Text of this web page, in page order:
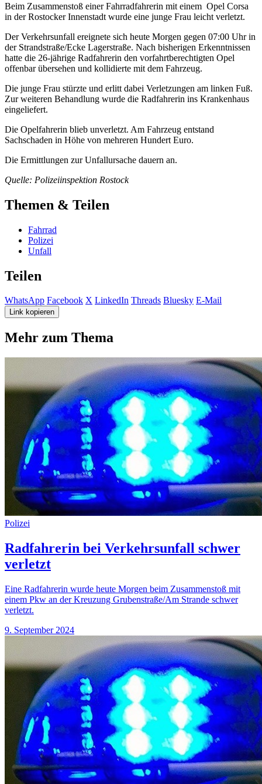
Beim Zusammenstoß einer Fahrradfahrerin mit einem Opel Corsa
in der Rostocker Innenstadt wurde eine junge Frau leicht verletzt.
Der Verkehrsunfall ereignete sich heute Morgen gegen 07:00 Uhr in
der Strandstraße/Ecke Lagerstraße. Nach bisherigen Erkenntnissen
hatte die 26-jährige Radfahrerin den vorfahrtberechtigten Opel
offenbar übersehen und kollidierte mit dem Fahrzeug.
Die junge Frau stürzte und erlitt dabei Verletzungen am linken Fuß.
Zur weiteren Behandlung wurde die Radfahrerin ins Krankenhaus
eingeliefert.
Die Opelfahrerin blieb unverletzt. Am Fahrzeug entstand
Sachschaden in Höhe von mehreren Hundert Euro.
Die Ermittlungen zur Unfallursache dauern an.
Quelle: Polizeiinspektion Rostock
Themen & Teilen
Fahrrad
Polizei
Unfall
Teilen
WhatsApp Facebook X LinkedIn Threads Bluesky E-Mail
Link kopieren
Mehr zum Thema
Polizei
Radfahrerin bei Verkehrsunfall schwer
verletzt
Eine Radfahrerin wurde heute Morgen beim Zusammenstoß mit
einem Pkw an der Kreuzung Grubenstraße/Am Strande schwer
verletzt.
9. September 2024